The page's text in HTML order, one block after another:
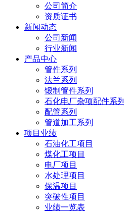
公司简介
资质证书
新闻动态
公司新闻
行业新闻
产品中心
管件系列
法兰系列
锻制管件系列
石化电厂杂项配件系列
配管系列
管道加工系列
项目业绩
石油化工项目
煤化工项目
电厂项目
水处理项目
保温项目
突破性项目
业绩一览表